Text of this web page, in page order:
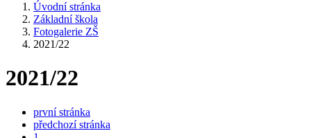
Úvodní stránka
Základní škola
Fotogalerie ZŠ
2021/22
2021/22
první stránka
předchozí stránka